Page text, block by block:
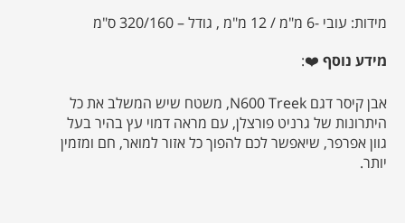
מידות: עובי -6 מ"מ / 12 מ"מ , גודל – 320/160 ס"מ
מידע נוסף ❤️:
אבן קיסר דגם N600 Treek, משטח שיש המשלב את כל
היתרונות של גרניט פורצלן, עם מראה דמוי עץ בהיר בעל
גוון אפרפר, שיאפשר לכם להפוך כל אזור למואר, חם ומזמין
יותר.